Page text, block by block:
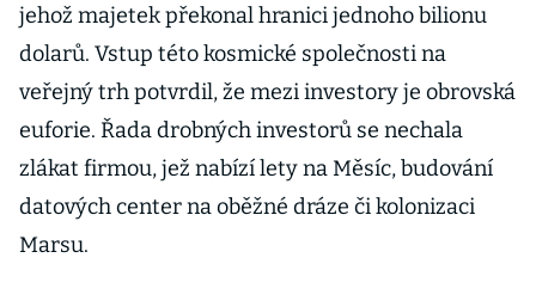
jehož majetek překonal hranici jednoho bilionu
dolarů. Vstup této kosmické společnosti na
veřejný trh potvrdil, že mezi investory je obrovská
euforie. Řada drobných investorů se nechala
zlákat firmou, jež nabízí lety na Měsíc, budování
datových center na oběžné dráze či kolonizaci
Marsu.